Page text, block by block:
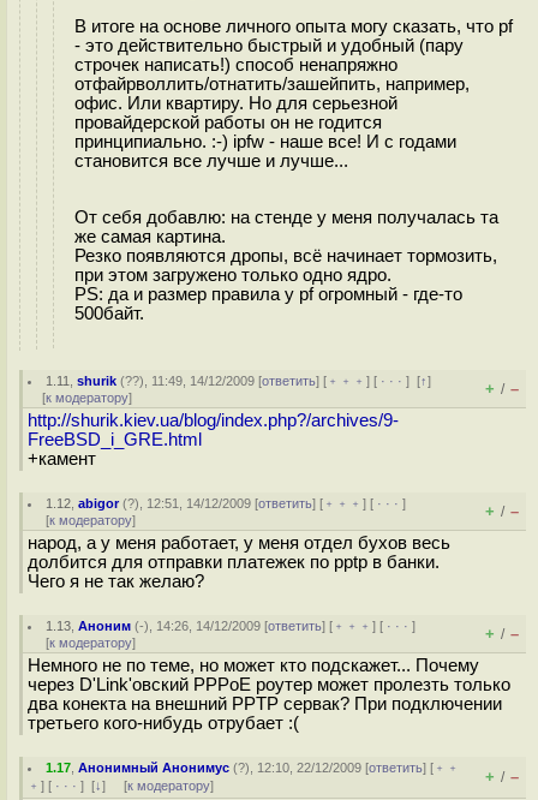
В итоге на основе личного опыта могу сказать, что pf
- это действительно быстрый и удобный (пару
строчек написать!) способ ненапряжно
отфайрволлить/отнатить/зашейпить, например,
офис. Или квартиру. Но для серьезной
провайдерской работы он не годится
принципиально. :-) ipfw - наше все! И с годами
становится все лучше и лучше...
От себя добавлю: на стенде у меня получалась та
же самая картина.
Резко появляются дропы, всё начинает тормозить,
при этом загружено только одно ядро.
PS: да и размер правила у pf огромный - где-то
500байт.
1.11 ,shurik (??), 11:49, 14/12/2009 [ответить] [ ﹢﹢﹢] [ · · ·][↑]
[к модератору] + / –
http://shurik.kiev.ua/blog/index.php?/archives/9-
FreeBSD_i_GRE.html
+камент
1.12 ,abigor(?), 12:51, 14/12/2009 [ответить] [ ﹢﹢﹢] [ · · ·]
[к модератору] + / –
народ, а у меня работает, у меня отдел бухов весь
долбится для отправки платежек по pptp в банки.
Чего я не так желаю?
1.13 ,Аноним (-), 14:26, 14/12/2009 [ответить] [ ﹢﹢﹢] [ · · ·]
[к модератору] + / –
Немного не по теме, но может кто подскажет... Почему
через D'Link'овский PPPoE роутер может пролезть только
два конекта на внешний PPTP сервак? При подключении
третьего кого-нибудь отрубает :(
1.17 ,Анонимный Анонимус (?), 12:10, 22/12/2009 [ответить] [ ﹢﹢
﹢ ] [ · · · ] [↓] [к модератору] + / –